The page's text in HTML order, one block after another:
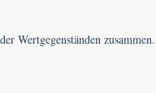
Wertgegenständen zusammen.